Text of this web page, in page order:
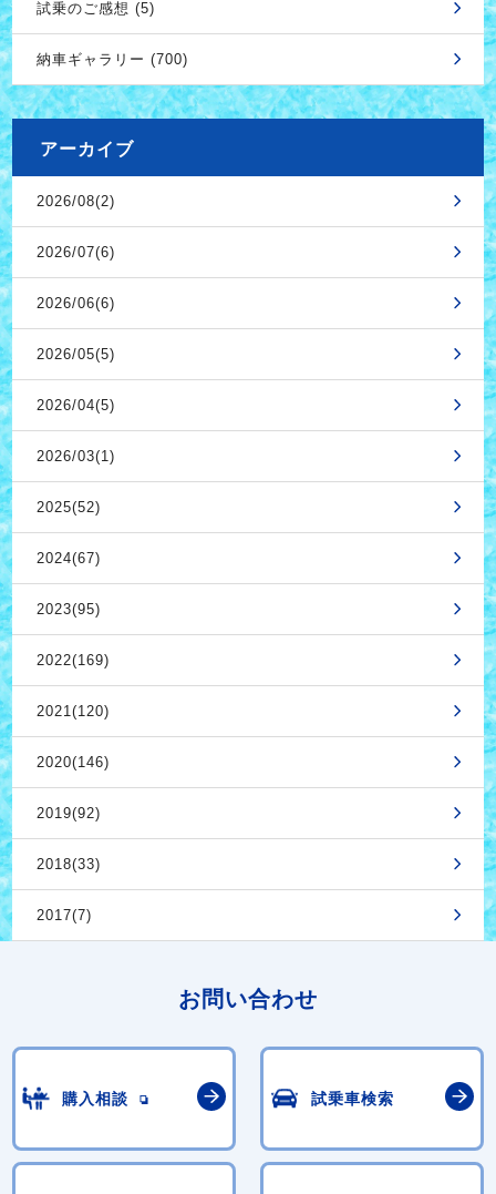
試乗のご感想 (5)
納車ギャラリー (700)
アーカイブ
2026/08(2)
2026/07(6)
2026/06(6)
2026/05(5)
2026/04(5)
2026/03(1)
2025(52)
2024(67)
2023(95)
2022(169)
2021(120)
2020(146)
2019(92)
2018(33)
2017(7)
お問い合わせ
購入相談 試乗車検索